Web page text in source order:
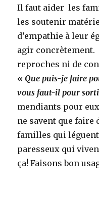
Il faut aider les
les soutenir
d’empathie à leur
agir concrètement.
reproches ni de
« Que puis-je faire
vous faut-il pour
mendiants pour
ne savent que faire
familles qui
paresseux qui
ça! Faisons bon